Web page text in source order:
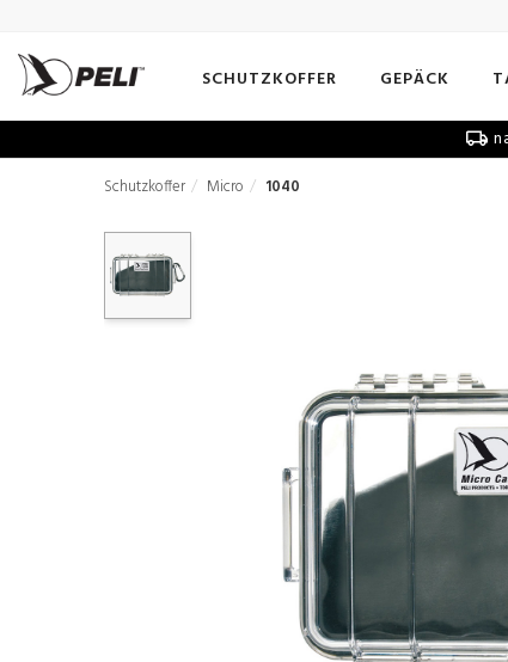
SCHUTZKOFFER GEPÄCK
Schutzkoffer Micro 1040